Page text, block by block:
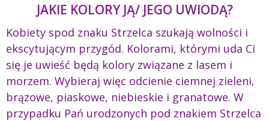
JAKIE KOLORY JĄ/ JEGO UWIODĄ?
Kobiety spod znaku Strzelca szukają wolności i
ekscytującym przygód. Kolorami, którymi uda Ci
się je uwieść będą kolory związane z lasem i
morzem. Wybieraj więc odcienie ciemnej zieleni,
brązowe, piaskowe, niebieskie i granatowe. W
przypadku Pań urodzonych pod znakiem Strzelca